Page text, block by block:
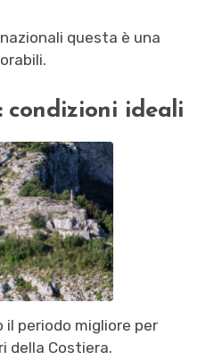
questa è una
condizioni ideali
il periodo migliore per
della Costiera.